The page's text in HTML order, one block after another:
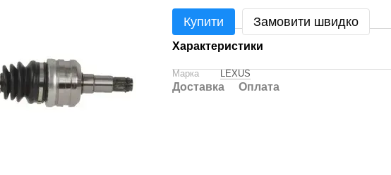
Купити Замовити швидко
Характеристики
Марка LEXUS
Доставка Оплата